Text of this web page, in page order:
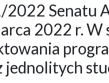
Senatu
2022 r.
jednolitych